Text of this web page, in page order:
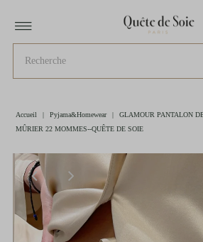
Accueil | Pyjama&Homewear |
GLAMOUR PANTALON
MÛRIER 22 MOMMES--QUÊTE DE SOIE